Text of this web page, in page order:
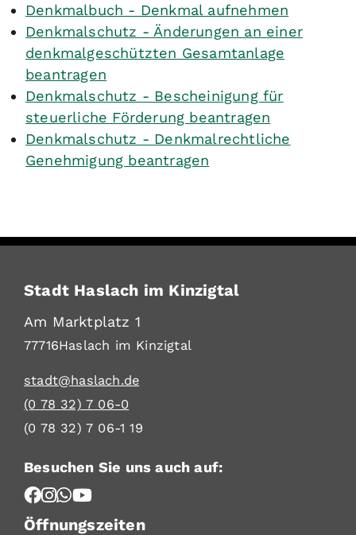
Denkmalbuch - Denkmal aufnehmen
Denkmalschutz - Änderungen an einer
denkmalgeschützten Gesamtanlage
beantragen
Denkmalschutz - Bescheinigung für
steuerliche Förderung beantragen
Denkmalschutz - Denkmalrechtliche
Genehmigung beantragen
Stadt Haslach im Kinzigtal
Am Marktplatz 1
77716Haslach im Kinzigtal
stadt@haslach.de
(0 78 32) 7 06-0
(0 78 32) 7 06-1 19
Besuchen Sie uns auch auf:
Öffnungszeiten